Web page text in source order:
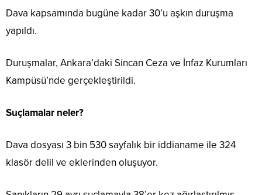
Dava kapsamında bugüne kadar 30’u aşkın duruşma
yapıldı.
Duruşmalar, Ankara’daki Sincan Ceza ve İnfaz Kurumları
Kampüsü’nde gerçekleştirildi.
Suçlamalar neler?
Dava dosyası 3 bin 530 sayfalık bir iddianame ile 324
klasör delil ve eklerinden oluşuyor.